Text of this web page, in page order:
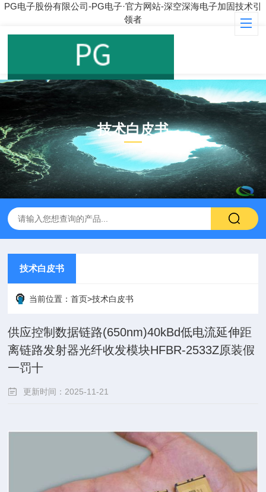
PG电子股份有限公司-PG电子·官方网站-深空深海电子加固技术引
领者
技术白皮书
ARTICLE
技术白皮书
当前位置：首页>技术白皮书
供应控制数据链路(650nm)40kBd低电流延伸距
离链路发射器光纤收发模块HFBR-2533Z原装假
一罚十
更新时间：2025-11-21
点击次数：